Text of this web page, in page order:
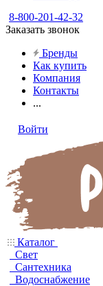
8-800-201-42-32
Заказать звонок
Бренды
Как купить
Компания
Контакты
...
Войти
Каталог
Свет
Сантехника
Водоснабжение